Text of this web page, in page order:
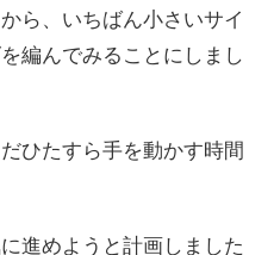
ら、いちばん小さいサイ
編んでみることにしまし
ひたすら手を動かす時間
進めようと計画しました